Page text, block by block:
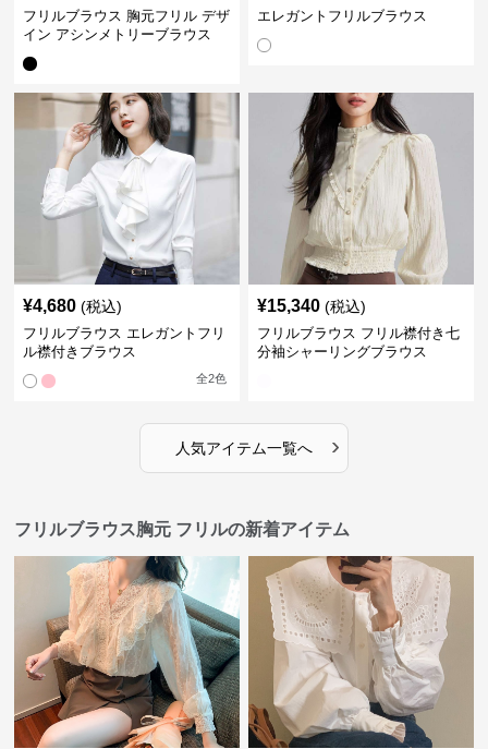
フリルブラウス 胸元フリル デザ
イン アシンメトリーブラウス
エレガントフリルブラウス
¥4,680 (税込)
フリルブラウス エレガントフリ
ル襟付きブラウス
全2色
¥15,340 (税込)
フリルブラウス フリル襟付き七
分袖シャーリングブラウス
人気アイテム一覧へ ›
フリルブラウス胸元 フリルの新着アイテム